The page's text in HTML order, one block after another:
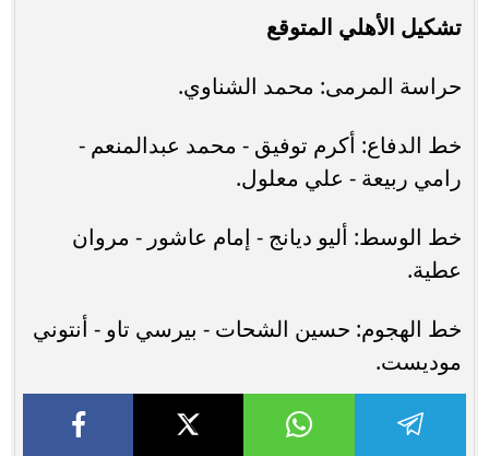
تشكيل الأهلي المتوقع
حراسة المرمى: محمد الشناوي.
خط الدفاع: أكرم توفيق - محمد عبدالمنعم -
رامي ربيعة - علي معلول.
خط الوسط: أليو ديانج - إمام عاشور - مروان
عطية.
خط الهجوم: حسين الشحات - بيرسي تاو - أنتوني
موديست.